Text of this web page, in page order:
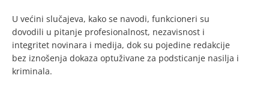
U većini slučajeva, kako se navodi, funkcioneri su
dovodili u pitanje profesionalnost, nezavisnost i
integritet novinara i medija, dok su pojedine redakcije
bez iznošenja dokaza optuživane za podsticanje nasilja i
kriminala.